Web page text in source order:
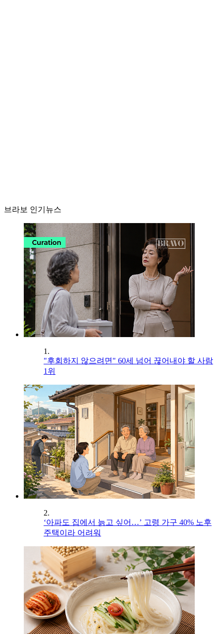
브라보 인기뉴스
1.
"후회하지 않으려면" 60세 넘어 끊어내야 할 사람
1위
2.
‘아파도 집에서 늙고 싶어…’ 고령 가구 40% 노후
주택이라 어려워